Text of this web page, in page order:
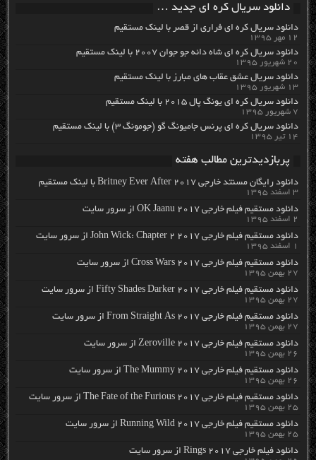
دانلود سریال کره ای جدید …
دانلود سریال کره ای فراری از قصر با لینک مستقیم
۱۲ مهر ۱۳۹۵
دانلود سریال کره ای شاه دائه جو جوان ۲۰۰۷ با لینک مستقیم
۲۰ شهریور ۱۳۹۵
دانلود سریال عشق عقاب های مبارز با لینک مستقیم
۱۳ شهریور ۱۳۹۵
دانلود سریال کره ای یونگ پال ۲۰۱۵ با لینک مستقیم
۷ شهریور ۱۳۹۵
دانلود سریال کره ای پرنس جامیونگ گو (جومونگ ۳) با لینک مستقیم
۱۴ تیر ۱۳۹۵
پربازدیدترین مطالب هفته
دانلود رایگان مسنتد خارجی Britney Ever After 2017 با لینک مستقیم
۳ اسفند ۱۳۹۵
دانلود مستقیم فیلم خارجی OK Jaanu 2017 از سرور سایت
۲ اسفند ۱۳۹۵
دانلود مستقیم فیلم خارجی John Wick: Chapter 2 2017 از سرور سایت
۱ اسفند ۱۳۹۵
دانلود مستقیم فیلم خارجی Cross Wars 2017 از سرور سایت
۲۷ بهمن ۱۳۹۵
دانلود مستقیم فیلم خارجی Fifty Shades Darker 2017 از سرور سایت
۲۷ بهمن ۱۳۹۵
دانلود مستقیم فیلم خارجی From Straight As 2017 از سرور سایت
۲۷ بهمن ۱۳۹۵
دانلود مستقیم فیلم خارجی Zeroville 2017 از سرور سایت
۲۶ بهمن ۱۳۹۵
دانلود مستقیم فیلم خارجی The Mummy 2017 از سرور سایت
۲۶ بهمن ۱۳۹۵
دانلود مستقیم فیلم خارجی The Fate of the Furious 2017 از سرور سایت
۲۵ بهمن ۱۳۹۵
دانلود مستقیم فیلم خارجی Running Wild 2017 از سرور سایت
۲۵ بهمن ۱۳۹۵
دانلود فیلم خارجی Rings 2017 از سرور سایت